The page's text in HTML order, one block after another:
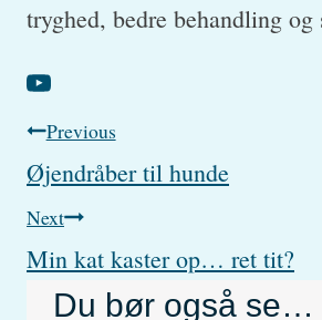
tryghed, bedre behandling og
Post
navigation
Previous
Øjendråber til hunde
Next
Min kat kaster op… ret tit?
Du bør også se…